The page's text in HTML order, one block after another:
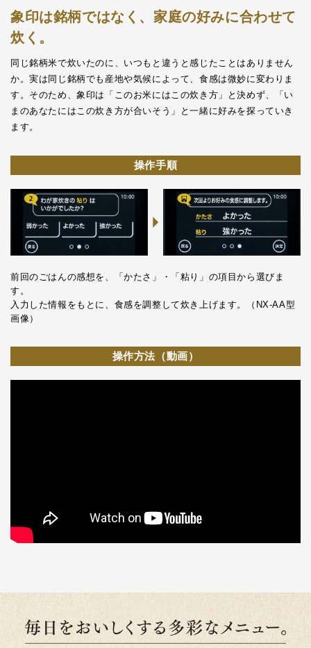
象印は銘柄ではなく、家庭の好みに合わせて
炊く。
同じ銘柄米で炊いたのに、いつもと違うと感じたことはありません
か。実は同じ銘柄でも産地や気候によって、食感は微妙に変わりま
す。そのため、象印は「このお米にはこの炊き方」と決めず、
「い
まのあなたにはこの炊き方が合いそう」と一緒に好みを探っていき
ます。
操作手順
前回のごはんの感想を、「かたさ」・「粘り」の項目から選びま
す。
入力した情報をもとに、食感を調整して炊き上げます。（NX-AA型
画像）
操作方法（動画）